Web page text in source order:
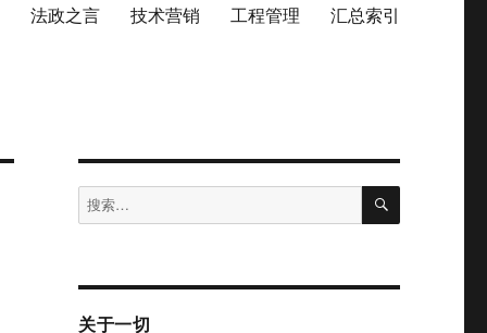
法政之言 技术营销 工程管理 汇总索引
搜
索：
搜
关于一切